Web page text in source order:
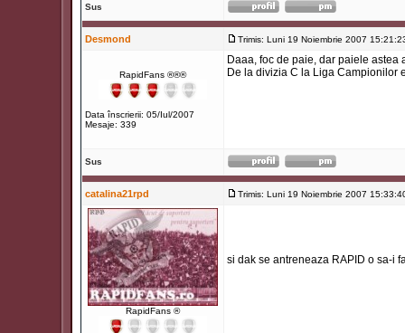
Sus
Desmond Trimis: Luni 19 Noiembrie 2007
RapidFans ®®®
Data înscrierii: 05/Iul/2007
Mesaje: 339
Daaa, foc de paie, dar paiele astea
De la divizia C la Liga Campionilor
Sus
catalina21rpd Trimis: Luni 19 Noiembrie 2007
RapidFans ®
si dak se antreneaza RAPID o sa-i